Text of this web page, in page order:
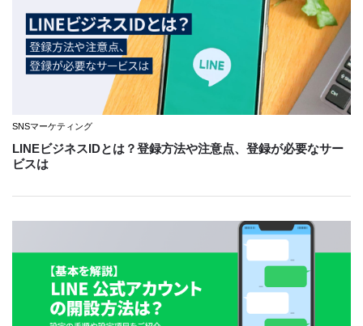
SNSマーケティング
LINEビジネスIDとは？登録方法や注意点、登録が必要なサー
ビスは